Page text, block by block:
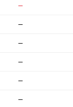
–
–
–
–
–
–